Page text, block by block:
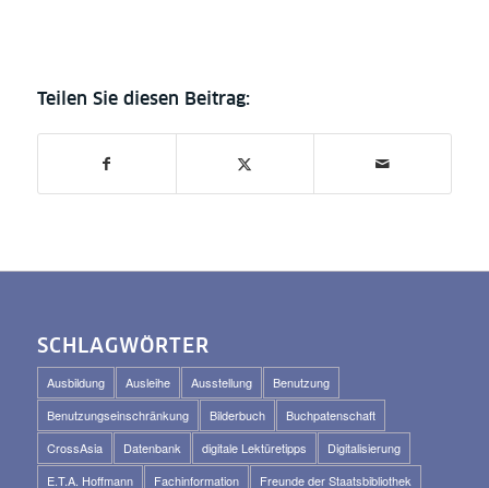
SCHLAGWÖRTER
Ausbildung Ausleihe Ausstellung
Benutzung
Benutzungseinschränkung
Bilderbuch
Buchpatenschaft
CrossAsia
Datenbank digitale Lektüretipps
Digitalisierung
E.T.A. Hoffmann
Fachinformation
Freunde der Staatsbibliothek